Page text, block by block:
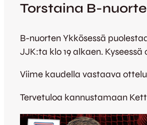
Torstaina B-
B-nuorten Ykkösessä
JJK:ta klo 19 alkaen.
Viime kaudella vastaava
Tervetuloa kannustamaan